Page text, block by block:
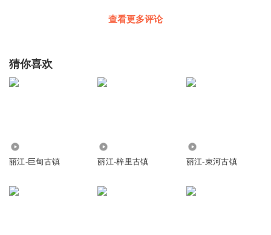
查看更多评论
猜你喜欢
丽江-巨甸古镇 丽江-梓里古镇 丽江-束河古镇